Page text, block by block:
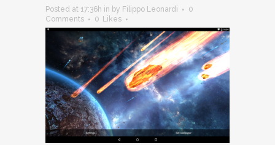
Posted at 17:36h in by Filippo Leonardi
0
Comments
0 Likes